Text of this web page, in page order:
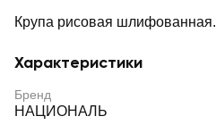
Крупа рисовая шлифованная.
Характеристики
Бренд
НАЦИОНАЛЬ